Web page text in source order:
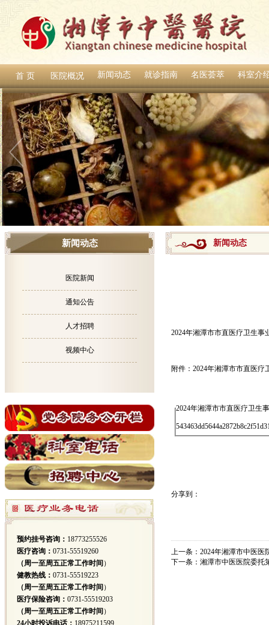
首 页 医院概况 新闻动态 就诊指南 名医荟萃 科室介
新闻动态
医院新闻
通知公告
人才招聘
视频中心
预约挂号咨询： 18773255526
医疗咨询： 0731-55519260
（周一至周五正常工作时间 ）
健教热线： 0731-55519223
（周一至周五正常工作时间 ）
医疗保险咨询： 0731-55519203
（周一至周五正常工作时间 ）
24小时投诉电话： 18975211599
新闻动态
2024年湘潭市市直医疗卫生
附件：2024年湘潭市市直医
2024年湘潭市市直医疗卫生
分享到：
上一条： 2024年湘潭市中医医
下一条： 湘潭市中医医院委托